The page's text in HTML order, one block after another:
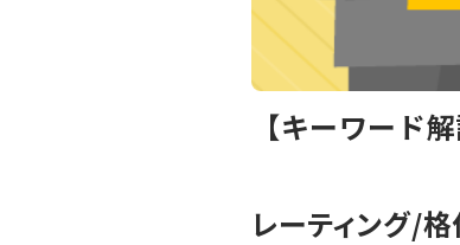
【キーワード
レーティング/